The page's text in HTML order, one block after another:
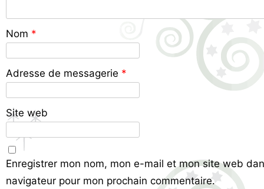
Nom *
Adresse de messagerie *
Site web
Enregistrer mon nom, mon e-mail et mon site web
navigateur pour mon prochain commentaire.